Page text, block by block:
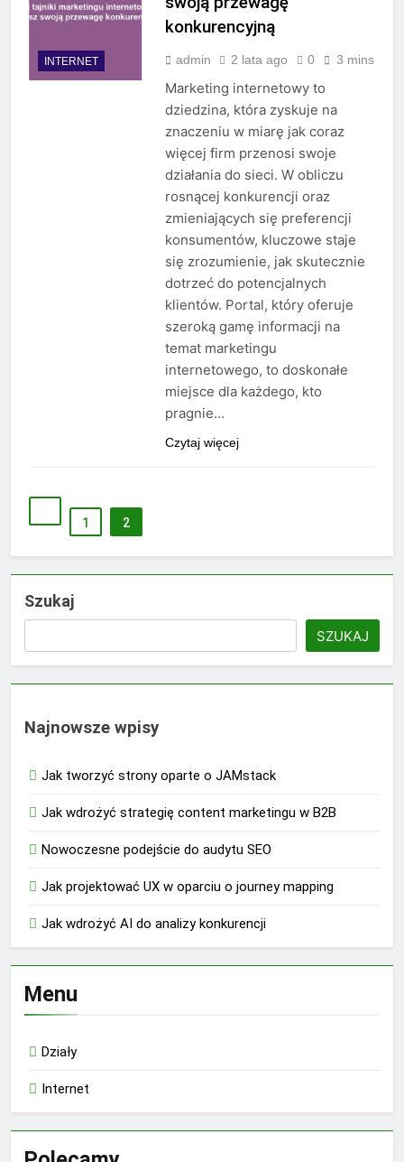
INTERNET
konkurencyjną
admin 2 lata ago 0 3 mins
Marketing internetowy to
dziedzina, która zyskuje na
znaczeniu w miarę jak coraz
więcej firm przenosi swoje
działania do sieci. W obliczu
rosnącej konkurencji oraz
zmieniających się preferencji
konsumentów, kluczowe staje
się zrozumienie, jak skutecznie
dotrzeć do potencjalnych
klientów. Portal, który oferuje
szeroką gamę informacji na
temat marketingu
internetowego, to doskonałe
miejsce dla każdego, kto
pragnie…
Czytaj więcej
1 2
Szukaj
SZUKAJ
Najnowsze wpisy
Jak tworzyć strony oparte o JAMstack
Jak wdrożyć strategię content marketingu w B2B
Nowoczesne podejście do audytu SEO
Jak projektować UX w oparciu o journey mapping
Jak wdrożyć AI do analizy konkurencji
Menu
Działy
Internet